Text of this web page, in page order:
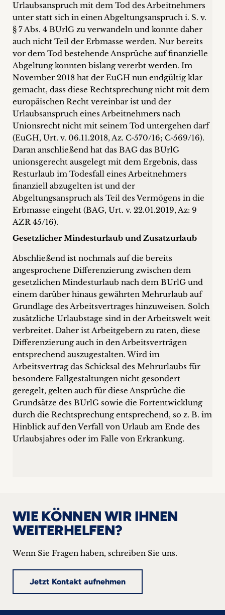
Urlaubsanspruch mit dem Tod des Arbeitnehmers
unter statt sich in einen Abgeltungsan­spruch i. S. v.
§ 7 Abs. 4 BUrlG zu verwandeln und konnte daher
auch nicht Teil der Erbmasse werden. Nur bereits
vor dem Tod bestehende Ansprüche auf finanzielle
Abgeltung konnten bislang vererbt werden. Im
November 2018 hat der EuGH nun endgültig klar
gemacht, dass diese Rechtsprechung nicht mit dem
europäischen Recht vereinbar ist und der
Urlaubsanspruch eines Arbeitnehmers nach
Unionsrecht nicht mit seinem Tod untergehen darf
(EuGH, Urt. v. 06.11.2018, Az. C‑570/16; C‑569/16).
Daran anschließend hat das BAG das BUrlG
unionsgerecht ausgelegt mit dem Ergebnis, dass
Resturlaub im Todesfall eines Arbeitnehmers
finanziell abzugelten ist und der
Abgeltungsanspruch als Teil des Vermögens in die
Erbmasse eingeht (BAG, Urt. v. 22.01.2019, Az: 9
AZR 45/16).
Gesetzlicher Mindesturlaub und Zusatzurlaub
Abschließend ist nochmals auf die bereits
angesprochene Differenzierung zwischen dem
gesetzlichen Mindesturlaub nach dem BUrlG und
einem darüber hinaus gewährten Mehrurlaub auf
Grundlage des Arbeitsvertrages hinzuweisen. Solch
zusätzliche Urlaubstage sind in der Arbeitswelt weit
verbreitet. Daher ist Arbeitgebern zu raten, diese
Differenzierung auch in den Arbeitsverträgen
entsprechend auszugestalten. Wird im
Arbeitsvertrag das Schicksal des Mehrurlaubs für
besondere Fallgestaltungen nicht gesondert
geregelt, gelten auch für diese Ansprüche die
Grundsätze des BUrlG sowie die Fortentwicklung
durch die Rechtsprechung entsprechend, so z. B. im
Hinblick auf den Verfall von Urlaub am Ende des
Urlaubsjahres oder im Falle von Erkrankung.
WIE KÖNNEN WIR IHNEN
WEITERHELFEN?
Wenn Sie Fragen haben, schreiben Sie uns.
Jetzt Kontakt aufnehmen